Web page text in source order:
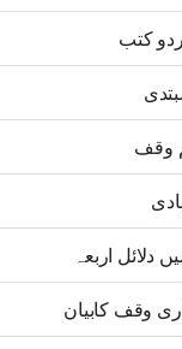
کتب
وقف
اربعہ
وقف کابیان